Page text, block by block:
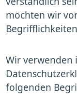
möchten wir
Wir verwenden
folgenden